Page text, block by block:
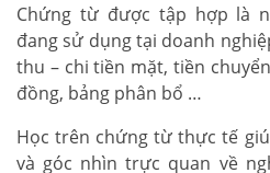
Chứng từ được tập hợp là
đang sử dụng tại doanh
thu – chi tiền mặt, tiền
đồng, bảng phân bổ …
Học trên chứng từ thực tế
và góc nhìn trực quan về